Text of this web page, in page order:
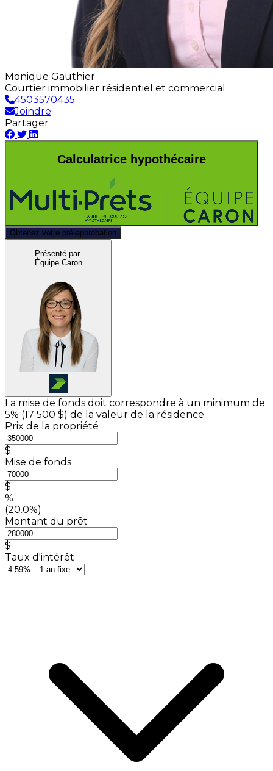
Monique Gauthier
Courtier immobilier résidentiel et commercial
4503570435
Joindre
Partager
Calculatrice hypothécaire
Obtenez votre pré-approbation
Présenté par
Équipe Caron
La mise de fonds doit correspondre à un minimum de
5% (17 500 $) de la valeur de la résidence.
Prix de la propriété
$
Mise de fonds
$
%
(20.0%)
Montant du prêt
$
Taux d'intérêt